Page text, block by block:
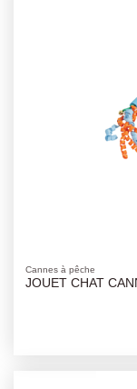
Cannes à pêche
JOUET CHAT